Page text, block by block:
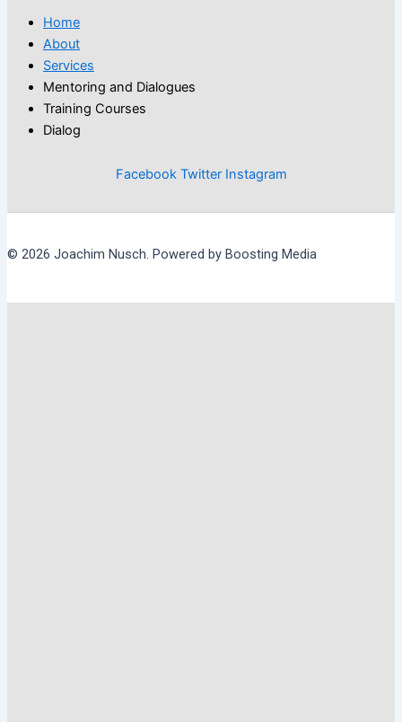
Home
About
Services
Mentoring and Dialogues
Training Courses
Dialog
Facebook Twitter Instagram
© 2026 Joachim Nusch. Powered by Boosting Media